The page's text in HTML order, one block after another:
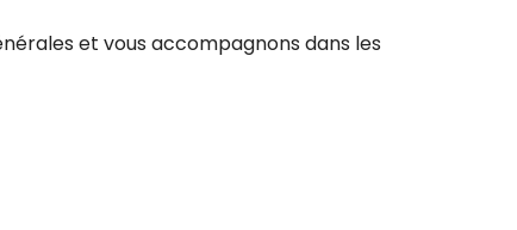
et vous accompagnons dans les